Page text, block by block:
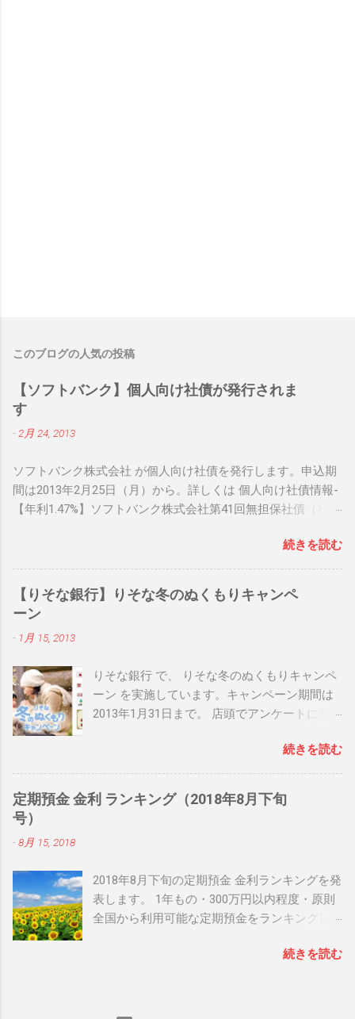
このブログの人気の投稿
【ソフトバンク】個人向け社債が発行されま
す
- 2月 24, 2013
ソフトバンク株式会社 が個人向け社債を発行します。申込期
間は2013年2月25日（月）から。詳しくは 個人向け社債情報-
【年利1.47%】ソフトバンク株式会社第41回無担保社債（社債
向け社債情報 関連リンク： 銀行人気ブログランキング続きを読む
【りそな銀行】りそな冬のぬくもりキャンペ
ーン
- 1月 15, 2013
りそな銀行 で、 りそな冬のぬくもりキャンペ
ーン を実施しています。キャンペーン期間は
2013年1月31日まで。 店頭でアンケートに答
ジナルブランケットが当たるなどの内容とな
っています。 日頃 りそな銀行 を利用してお
り、店頭に行く機会のある方は是非チェック
してみて下さいね！ 関連リンク： りそな冬の
続きを読む
定期預金 金利 ランキング（2018年8月下旬
号）
-8月 15, 2018
2018年8月下旬の定期預金 金利ランキングを発
表します。 1年もの・300万円以内程度・原則
全国から利用可能な定期預金をランキングし
「センス」 （年0.37%） 大阪信用金庫 の だい
続きを読む